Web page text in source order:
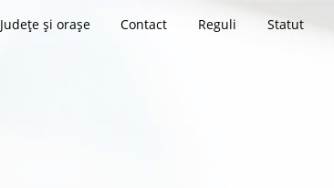
Județe și orașe Contact Reguli Statut